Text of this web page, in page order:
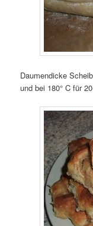
Daumendicke
und bei 180° C für